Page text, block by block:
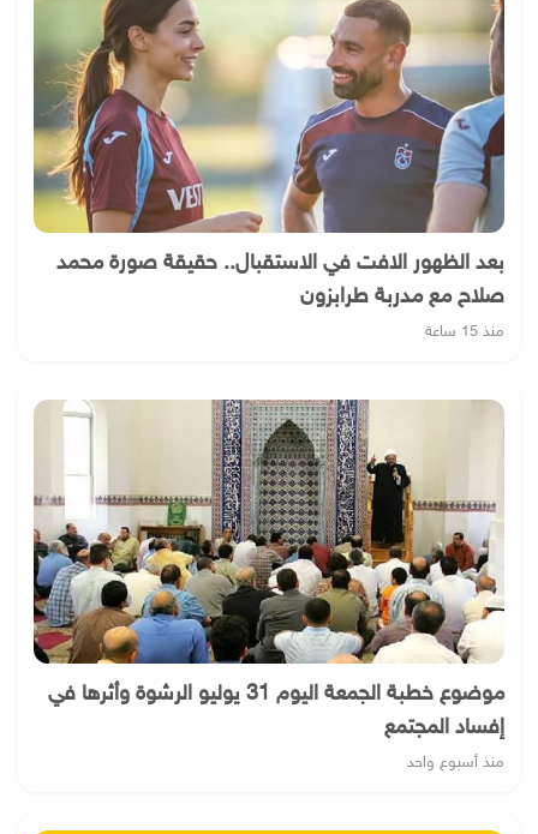
بعد الظهور الافت في الاستقبال.. حقيقة صورة محمد
صلاح مع مدربة طرابزون
منذ 15 ساعة
موضوع خطبة الجمعة اليوم 31 يوليو الرشوة وأثرها في
إفساد المجتمع
منذ أسبوع واحد